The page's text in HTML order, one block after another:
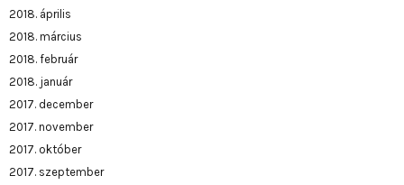
2018. április
2018. március
2018. február
2018. január
2017. december
2017. november
2017. október
2017. szeptember